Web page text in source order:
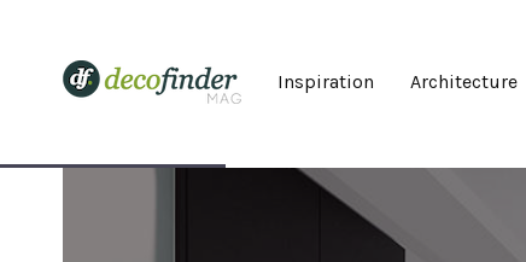
Inspiration Architecture